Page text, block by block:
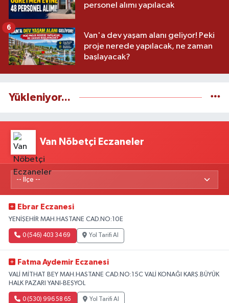
personel alımı yapılacak
Van'a dev yaşam alanı geliyor! Peki
proje nerede yapılacak, ne zaman
başlayacak?
6
Yükleniyor...
Van Nöbetçi Eczaneler
Ebrar Eczanesi
YENİŞEHİR MAH.HASTANE CAD.NO:10E
0 (546) 403 34 69 Yol Tarifi Al
Fatma Aydemir Eczanesi
VALİ MİTHAT BEY MAH.HASTANE CAD.NO:15C VALİ KONAĞI KARŞ.BÜYÜK
HALK PAZARI YANI-BEŞYOL
0 (530) 996 58 65 Yol Tarifi Al